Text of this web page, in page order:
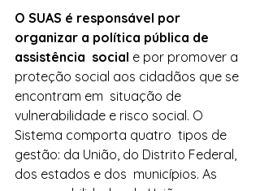
O SUAS é responsável por
organizar a política pública de
assistência  social e por promover a
proteção social aos cidadãos que se
encontram em  situação de
vulnerabilidade e risco social. O
Sistema comporta quatro  tipos de
gestão: da União, do Distrito Federal,
dos estados e dos  municípios. As